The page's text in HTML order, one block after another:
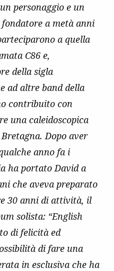
personaggio e un
a metà anni
a quella
C86 e,
della sigla
ad altre band della
contribuito con
una caleidoscopica
Dopo aver
anno fa i
ha portato David a
che aveva preparato
30 anni di attività, il
solista: “English
di felicità ed
di fare una
in esclusiva che ha